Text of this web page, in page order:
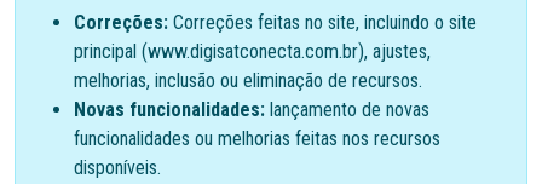
Correções: Correções feitas no site, incluindo o site
principal (www.digisatconecta.com.br), ajustes,
melhorias, inclusão ou eliminação de recursos.
Novas funcionalidades: lançamento de novas
funcionalidades ou melhorias feitas nos recursos
disponíveis.